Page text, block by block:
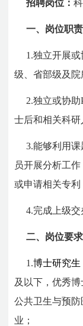
招聘岗位：
一、岗位职责
1.独立开展
级、省部级及院
2.独立或协
士后和相关科研
3.能够利用
员开展分析工
或申请相关专利
4.完成上级交
二、岗位要求
1.博士研究生
及以下，优秀博
公共卫生与预
业；